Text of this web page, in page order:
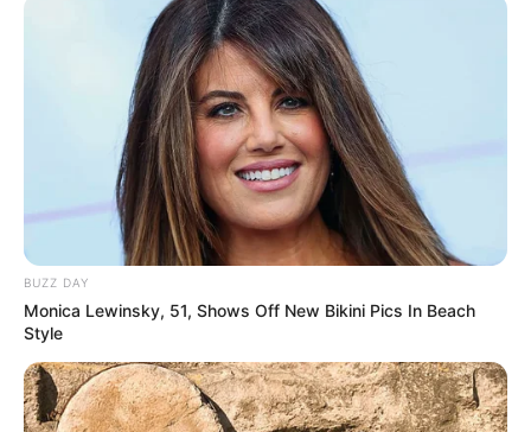
soutenir avec un petit clic sur un des boutons.
BUZZ DAY
Monica Lewinsky, 51, Shows Off New Bikini Pics In Beach
Style